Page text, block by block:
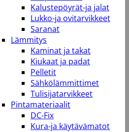
Kalustepöyrät-ja jalat
Lukko-ja ovitarvikkeet
Saranat
Lämmitys
Kaminat ja takat
Kiukaat ja padat
Pelletit
Sähkölämmittimet
Tulisijatarvikkeet
Pintamateriaalit
DC-Fix
Kura-ja käytävämatot